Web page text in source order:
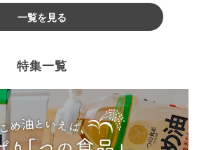
一覧を見る
特集一覧